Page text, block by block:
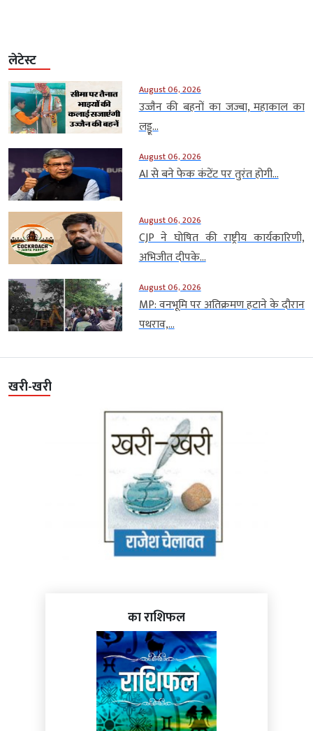
लेटेस्ट
August 06, 2026
उज्जैन की बहनों का जज्बा, महाकाल का
लड्डू...
August 06, 2026
AI से बने फेक कंटेंट पर तुरंत होगी...
August 06, 2026
CJP ने घोषित की राष्ट्रीय कार्यकारिणी,
अभिजीत दीपके...
August 06, 2026
MP: वनभूमि पर अतिक्रमण हटाने के दौरान
पथराव,...
खरी-खरी
का राशिफल